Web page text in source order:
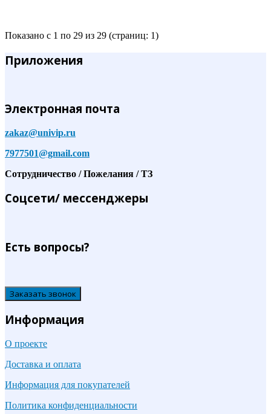
Показано с 1 по 29 из 29 (страниц: 1)
Приложения
Электронная почта
zakaz@univip.ru
7977501@gmail.com
Сотрудничество / Пожелания / ТЗ
Соцсети/ мессенджеры
Есть вопросы?
Заказать звонок
Информация
О проекте
Доставка и оплата
Информация для покупателей
Политика конфиденциальности